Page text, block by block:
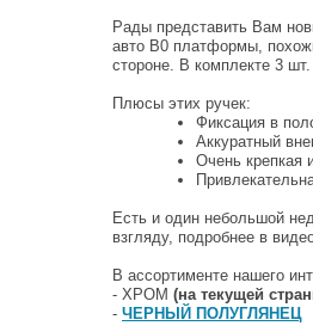
Рады представить Вам
авто B0 платформы,
стороне. В комплекте 3 шт.
Плюсы этих ручек:
Фиксация в
Аккуратный
Очень крепкая
Есть и один небольшой
взгляду, подробнее в
В ассортименте нашего
- ХРОМ (на текущей
- ЧЕРНЫЙ ПОЛУГЛЯНЕЦ